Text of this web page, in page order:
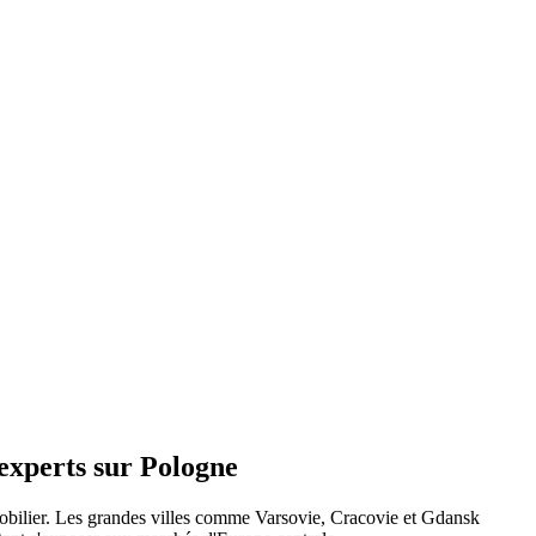
sur Pologne
Les grandes villes comme Varsovie, Cracovie et Gdansk